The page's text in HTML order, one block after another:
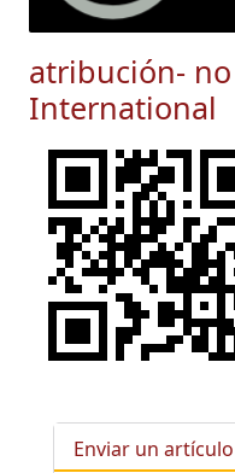
atribución-
International
Enviar un artículo